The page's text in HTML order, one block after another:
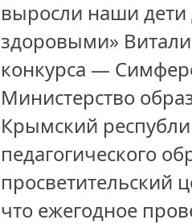
выросли наши дети
здоровыми»
конкурса —
Министерство
Крымский
педагогического
просветительский
что ежегодное